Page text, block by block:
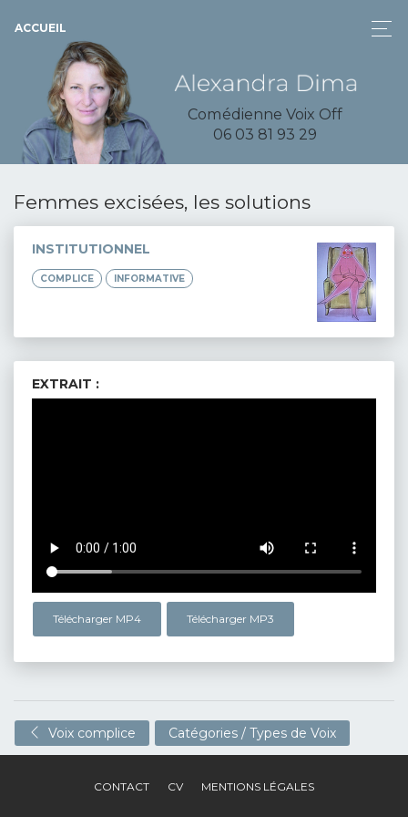
ACCUEIL
Comédienne Voix Off
06 03 81 93 29
Femmes excisées, les solutions
INSTITUTIONNEL
COMPLICE INFORMATIVE
EXTRAIT :
Télécharger MP4 Télécharger MP3
Voix complice Catégories / Types de Voix
CONTACT CV MENTIONS LÉGALES